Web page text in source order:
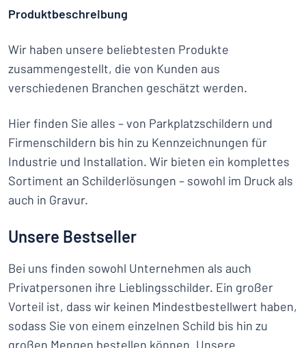
Produktbeschreibung
Wir haben unsere beliebtesten Produkte
zusammengestellt, die von Kunden aus
verschiedenen Branchen geschätzt werden.
Hier finden Sie alles – von Parkplatzschildern und
Firmenschildern bis hin zu Kennzeichnungen für
Industrie und Installation. Wir bieten ein komplettes
Sortiment an Schilderlösungen – sowohl im Druck als
auch in Gravur.
Unsere Bestseller
Bei uns finden sowohl Unternehmen als auch
Privatpersonen ihre Lieblingsschilder. Ein großer
Vorteil ist, dass wir keinen Mindestbestellwert haben,
sodass Sie von einem einzelnen Schild bis hin zu
großen Mengen bestellen können. Unsere